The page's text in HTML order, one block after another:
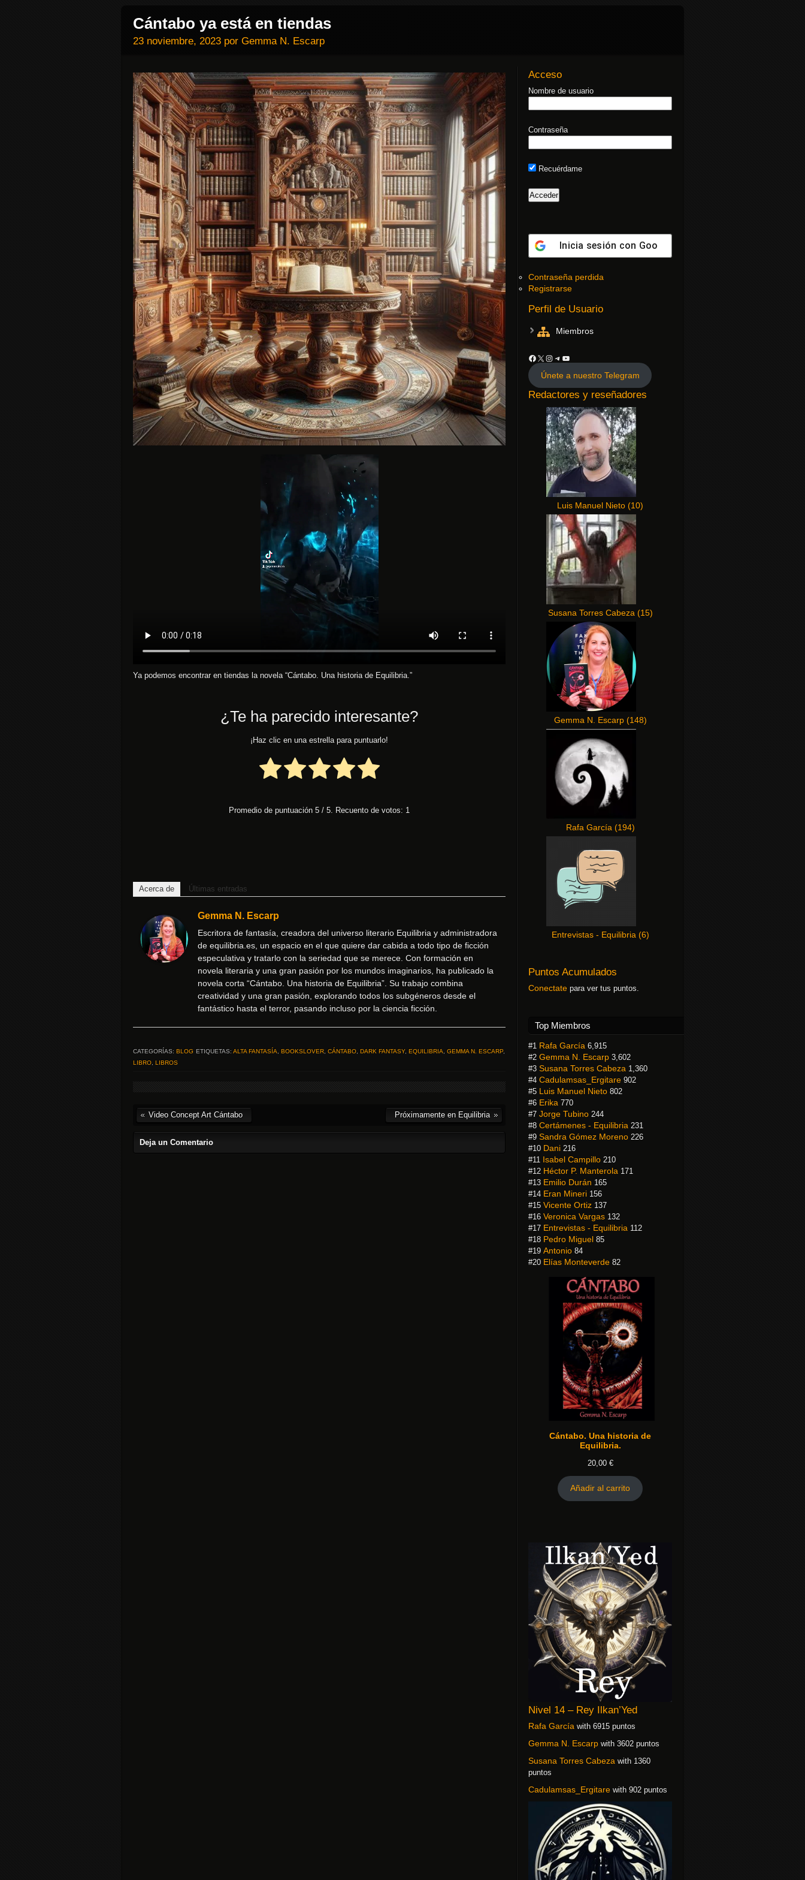
Cántabo ya está en tiendas
23 noviembre, 2023 por Gemma N. Escarp
Ya podemos encontrar en tiendas la novela “Cántabo. Una historia de Equilibria.”
¿Te ha parecido interesante?
¡Haz clic en una estrella para puntuarlo!
Promedio de puntuación 5 / 5. Recuento de votos: 1
Acerca de Últimas entradas
Gemma N. Escarp
Escritora de fantasía, creadora del universo literario Equilibria y administradora
de equilibria.es, un espacio en el que quiere dar cabida a todo tipo de ficción
especulativa y tratarlo con la seriedad que se merece. Con formación en
novela literaria y una gran pasión por los mundos imaginarios, ha publicado la
novela corta “Cántabo. Una historia de Equilibria”. Su trabajo combina
creatividad y una gran pasión, explorando todos los subgéneros desde el
fantástico hasta el terror, pasando incluso por la ciencia ficción.
CATEGORÍAS: BLOG ETIQUETAS: ALTA FANTASÍA, BOOKSLOVER, CÁNTABO, DARK FANTASY, EQUILIBRIA, GEMMA N. ESCARP,
LIBRO, LIBROS
Video Concept Art Cántabo Próximamente en Equilibria
Deja un Comentario
Acceso
Nombre de usuario
Contraseña
Recuérdame
Inicia sesión con Google
Contraseña perdida
Registrarse
Perfil de Usuario
Miembros
Únete a nuestro Telegram
Redactores y reseñadores
Luis Manuel Nieto (10)
Susana Torres Cabeza (15)
Gemma N. Escarp (148)
Rafa García (194)
Entrevistas - Equilibria (6)
Puntos Acumulados
Conectate para ver tus puntos.
Top Miembros
#1 Rafa García 6,915
#2 Gemma N. Escarp 3,602
#3 Susana Torres Cabeza 1,360
#4 Cadulamsas_Ergitare 902
#5 Luis Manuel Nieto 802
#6 Erika 770
#7 Jorge Tubino 244
#8 Certámenes - Equilibria 231
#9 Sandra Gómez Moreno 226
#10 Dani 216
#11 Isabel Campillo 210
#12 Héctor P. Manterola 171
#13 Emilio Durán 165
#14 Eran Mineri 156
#15 Vicente Ortiz 137
#16 Veronica Vargas 132
#17 Entrevistas - Equilibria 112
#18 Pedro Miguel 85
#19 Antonio 84
#20 Elías Monteverde 82
Cántabo. Una historia de
Equilibria.
20,00 €
Añadir al carrito
Nivel 14 – Rey Ilkan’Yed
Rafa García with 6915 puntos
Gemma N. Escarp with 3602 puntos
Susana Torres Cabeza with 1360
puntos
Cadulamsas_Ergitare with 902 puntos